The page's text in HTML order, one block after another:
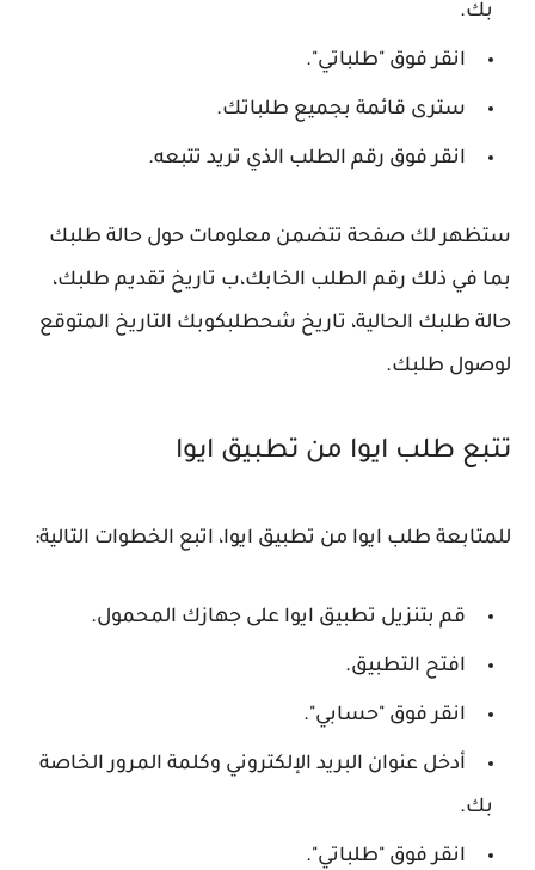
بك.
انقر فوق "طلباتي".
سترى قائمة بجميع طلباتك.
انقر فوق رقم الطلب الذي تريد تتبعه.
ستظهر لك صفحة تتضمن معلومات حول حالة طلبك
بما في ذلك رقم الطلب الخابك،ب تاريخ تقديم طلبك،
حالة طلبك الحالية، تاريخ شحطلبكوبك التاريخ المتوقع
لوصول طلبك.
تتبع طلب ايوا من تطبيق ايوا
للمتابعة طلب ايوا من تطبيق ايوا، اتبع الخطوات التالية:
قم بتنزيل تطبيق ايوا على جهازك المحمول.
افتح التطبيق.
انقر فوق "حسابي".
أدخل عنوان البريد الإلكتروني وكلمة المرور الخاصة
بك.
انقر فوق "طلباتي".